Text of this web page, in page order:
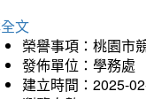
文
榮譽事項：桃園市
發佈單位：學務處
建立時間：2025-